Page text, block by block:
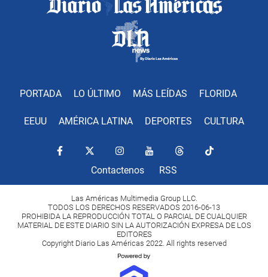
PORTADA LO ÚLTIMO MÁS LEÍDAS FLORIDA
EEUU AMÉRICA LATINA DEPORTES CULTURA
Contactenos RSS
Las Américas Multimedia Group LLC.
TODOS LOS DERECHOS RESERVADOS 2016-06-13
PROHIBIDA LA REPRODUCCIÓN TOTAL O PARCIAL DE CUALQUIER
MATERIAL DE ESTE DIARIO SIN LA AUTORIZACIÓN EXPRESA DE LOS
EDITORES
Copyright Diario Las Américas 2022. All rights reserved